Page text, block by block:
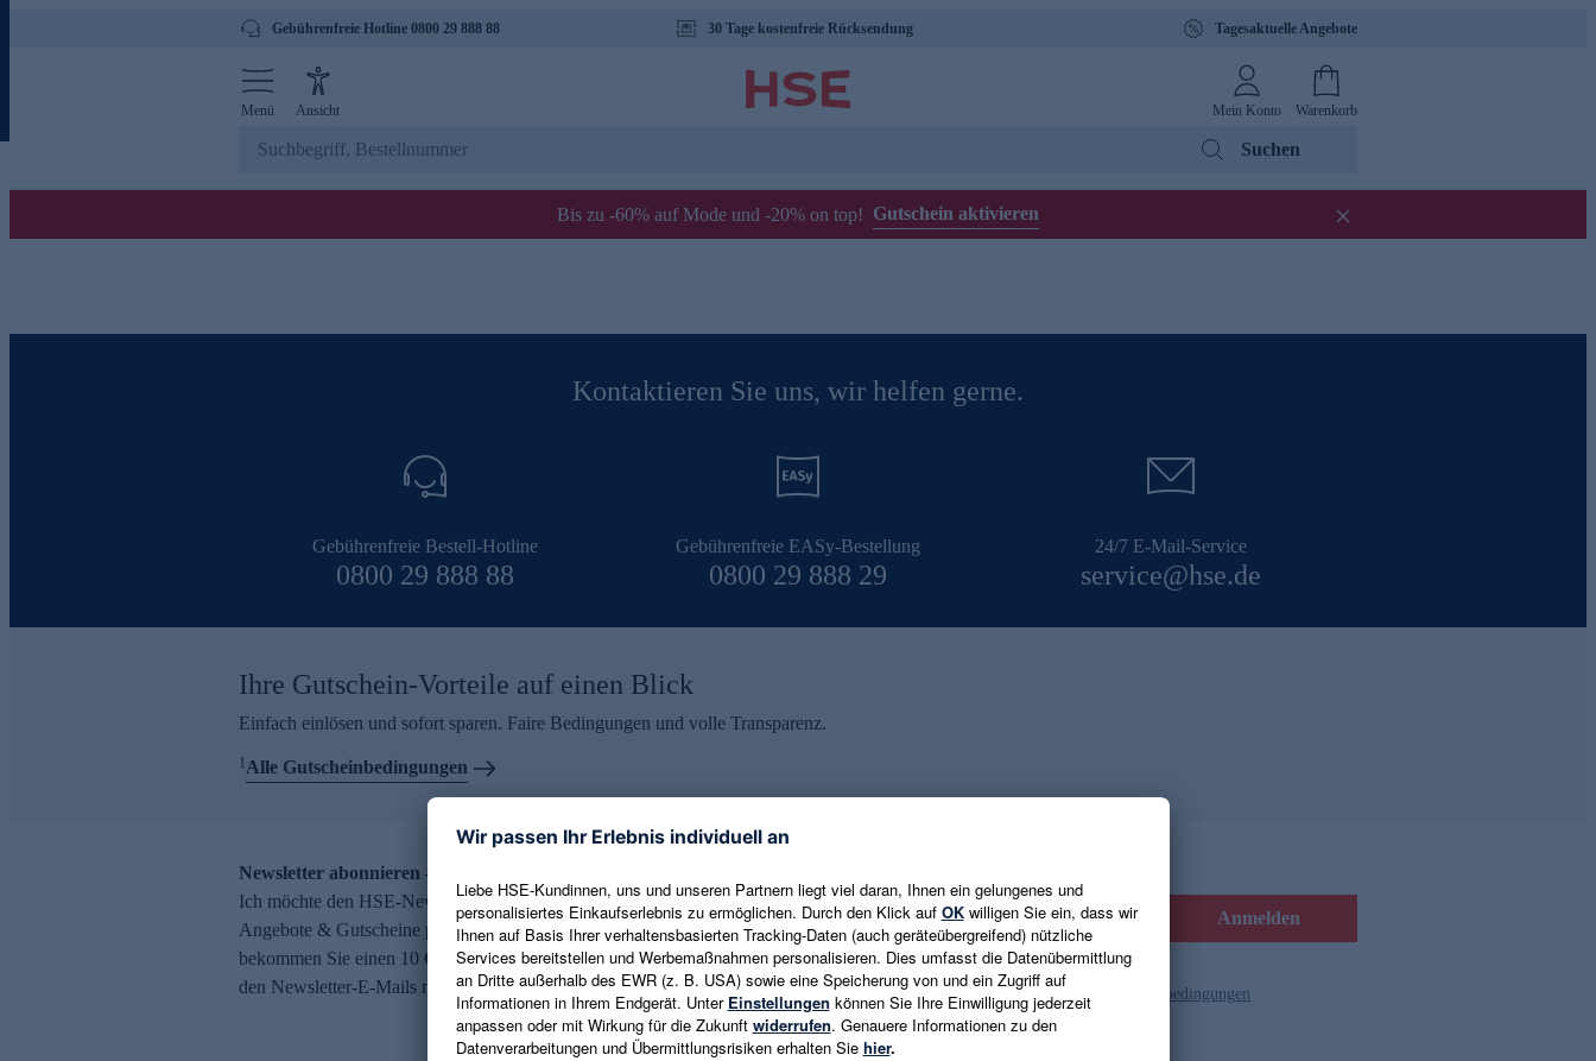
Gebührenfreie Hotline 0800 29 888 88 30 Tage kostenfreie Rücksendung Tagesaktuelle Angebote
Menü Ansicht Mein Konto Warenkorb
Suchen
Bis zu -60% auf Mode und -20% on top! Gutschein aktivieren
Kontaktieren Sie uns, wir helfen gerne.
Gebührenfreie Bestell-Hotline
0800 29 888 88
Gebührenfreie EASy-Bestellung
0800 29 888 29
24/7 E-Mail-Service
service@hse.de
Ihre Gutschein-Vorteile auf einen Blick
Einfach einlösen und sofort sparen. Faire Bedingungen und volle Transparenz.
1Alle Gutscheinbedingungen
Newsletter abonnieren – 10 € Gutschein erhalten
Ich möchte den HSE-Newsletter abonnieren und aktuelle Trends,
Angebote & Gutscheine per E-Mail erhalten. Als Dankeschön
bekommen Sie einen 10 € Gutschein. Eine Abmeldung ist jederzeit in
den Newsletter-E-Mails möglich.
E-Mail-Adresse eingeben Anmelden
Es gelten die Datenschutzrichtlinien und die Gutscheinbedingungen